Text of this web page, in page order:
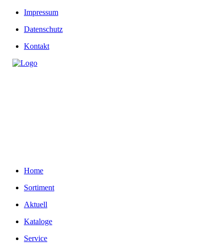
Impressum
Datenschutz
Kontakt
Home
Sortiment
Aktuell
Kataloge
Service